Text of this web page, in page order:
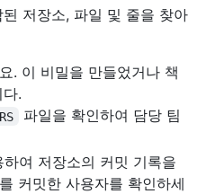
저장소, 파일 및 줄을 찾아
. 이 비밀을 만들었거나 책
.
파일을 확인하여 담당 팀
하여 저장소의 커밋 기록을
커밋한 사용자를 확인하세